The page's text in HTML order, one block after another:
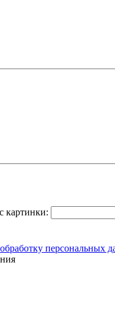
картинки:
обработку персональных